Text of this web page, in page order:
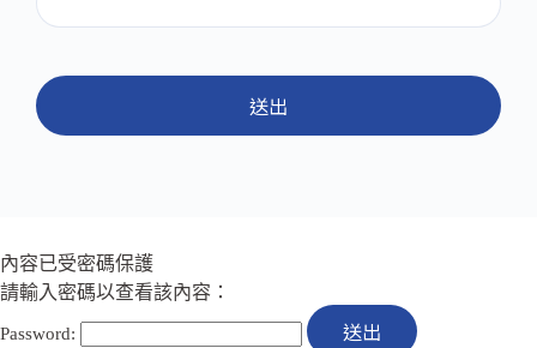
送出
內容已受密碼保護
請輸入密碼以查看該內容：
Password: